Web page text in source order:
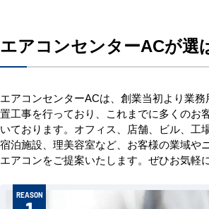
エアコンセンターACが選
エアコンセンターACは、創業当初より業
置工事を行っており、これまでに多くのお
いております。オフィス、店舗、ビル、工
宿泊施設、理美容室など、お客様の業域や
エアコンをご提案いたします。ぜひお気軽
REASON